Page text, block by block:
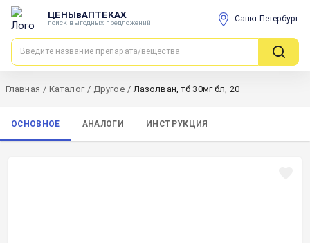
ЦЕНЫвАПТЕКАХ
поиск выгодных предложений Санкт-Петербург
Главная / Каталог / Другое / Лазолван, тб 30мг бл, 20
ОСНОВНОЕ АНАЛОГИ ИНСТРУКЦИЯ